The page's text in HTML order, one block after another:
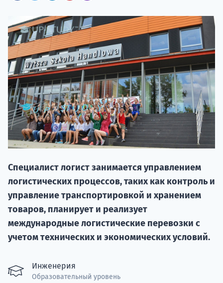
Специалист логист занимается управлением
логистических процессов, таких как контроль и
управление транспортировкой и хранением
товаров, планирует и реализует
международные логистические перевозки с
учетом технических и экономических условий.
Инженерия
Образовательный уровень
20.09
НАБОР